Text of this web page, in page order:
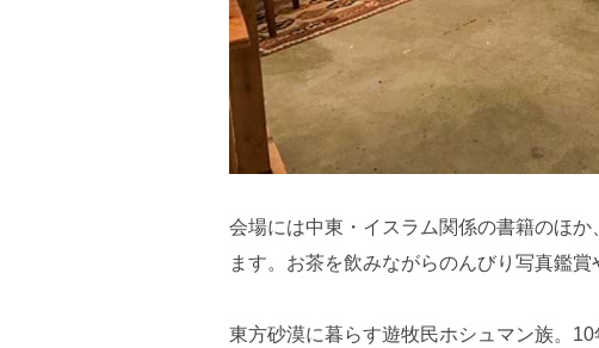
会場には中東・イスラム関係の書籍のほ
ます。お茶を飲みながらのんびり写真鑑
東方砂漠に暮らす遊牧民ホシュマン族。